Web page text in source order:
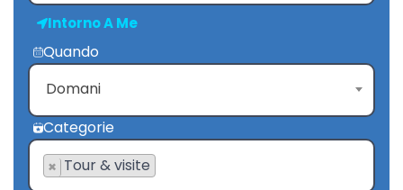
Intorno A Me
Quando
Domani
Categorie
× Tour & visite